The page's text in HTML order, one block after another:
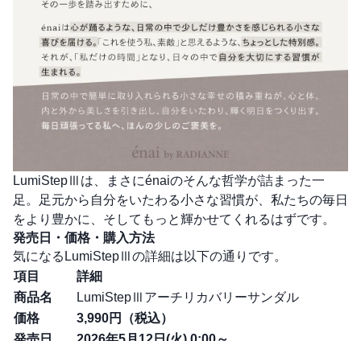
LumiStepⅢは、まさにénaiのそんな哲学が詰まった一
足。足元から自分をいたわる小さな習慣が、私たちの毎日
をより豊かに、そしてもっと輝かせてくれるはずです。
発売日・価格・購入方法
気になるLumiStepⅢの詳細は以下の通りです。
項目
詳細
商品名
LumiStepⅢアーチリカバリーサンダル
価格
3,990円（税込）